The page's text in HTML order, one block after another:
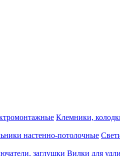
Клемники,
настенно-потолочные
заглушки Вилки для